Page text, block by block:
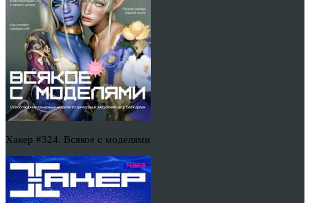
Хакер #324. Всякое с моделями